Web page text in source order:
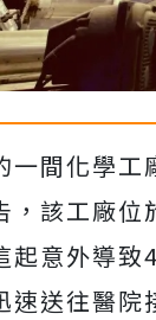
一間化學
，該工廠
起意外導
速送往醫院